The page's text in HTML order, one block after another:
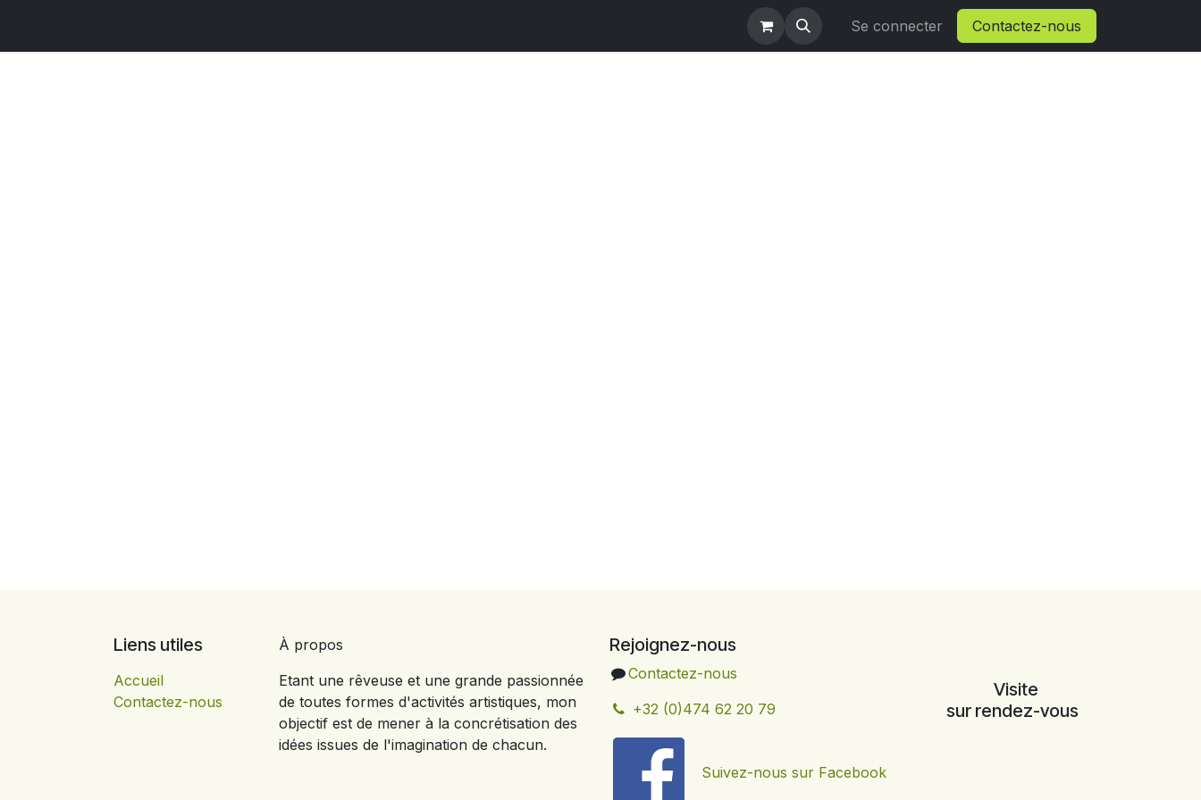
Se connecter Contactez-nous
Liens utiles
Accueil
Contactez-nous
À propos
Etant une rêveuse et une grande passionnée
de toutes formes d'activités artistiques, mon
objectif est de mener à la concrétisation des
idées issues de l'imagination de chacun.
Rejoignez-nous
Contactez-nous
+32 (0)474 62 20 79
Suivez-nous sur Facebook
Visite
sur rendez-vous